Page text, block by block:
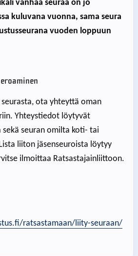
vanhaa seuraa on jo
kuluvana vuonna, sama seura
vuoden loppuun
ota yhteyttä oman
Yhteystiedot löytyvät
sekä seuran omilta koti- tai
liiton jäsenseuroista löytyy
ilmoittaa Ratsastajainliittoon.
ratsastamaan/liity-seuraan/